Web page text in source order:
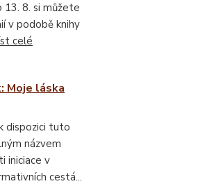
13. 8. si můžete
v podobě knihy
celé
Moje láska
dispozici tuto
názvem
iniciace v
cestá...